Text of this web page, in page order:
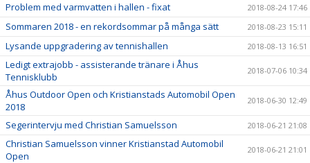
Problem med varmvatten i hallen - fixat 2018-08-24 17:46
Sommaren 2018 - en rekordsommar på många sätt 2018-08-23 15:11
Lysande uppgradering av tennishallen 2018-08-13 16:51
Ledigt extrajobb - assisterande tränare i Åhus
Tennisklubb
2018-07-06 10:34
Åhus Outdoor Open och Kristianstads Automobil Open
2018
2018-06-30 12:49
Segerintervju med Christian Samuelsson 2018-06-21 21:08
Christian Samuelsson vinner Kristianstad Automobil
Open
2018-06-21 21:01